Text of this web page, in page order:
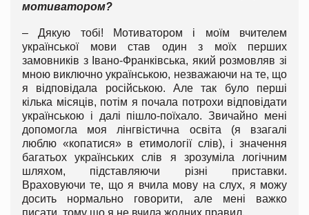
мотиватором?
– Дякую тобі! Мотиватором і моїм вчителем
української мови став один з моїх перших
замовників з Івано-Франківська, який розмовляв зі
мною виключно українською, незважаючи на те, що
я відповідала російською. Але так було перші
кілька місяців, потім я почала потрохи відповідати
українською і далі пішло-поїхало. Звичайно мені
допомогла моя лінгвістична освіта (я взагалі
люблю «копатися» в етимології слів), і значення
багатьох українських слів я зрозуміла логічним
шляхом, підставляючи різні приставки.
Враховуючи те, що я вчила мову на слух, я можу
досить нормально говорити, але мені важко